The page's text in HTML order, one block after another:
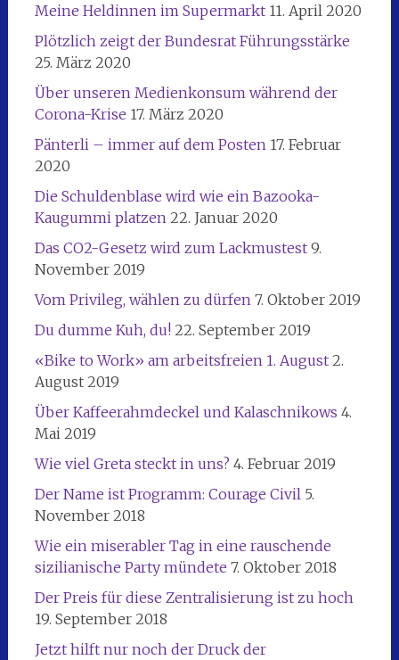
Meine Heldinnen im Supermarkt 11. April 2020
Plötzlich zeigt der Bundesrat Führungsstärke
25. März 2020
Über unseren Medienkonsum während der
Corona-Krise 17. März 2020
Pänterli – immer auf dem Posten 17. Februar
2020
Die Schuldenblase wird wie ein Bazooka-
Kaugummi platzen 22. Januar 2020
Das CO2-Gesetz wird zum Lackmustest 9.
November 2019
Vom Privileg, wählen zu dürfen 7. Oktober 2019
Du dumme Kuh, du! 22. September 2019
«Bike to Work» am arbeitsfreien 1. August 2.
August 2019
Über Kaffeerahmdeckel und Kalaschnikows 4.
Mai 2019
Wie viel Greta steckt in uns? 4. Februar 2019
Der Name ist Programm: Courage Civil 5.
November 2018
Wie ein miserabler Tag in eine rauschende
sizilianische Party mündete 7. Oktober 2018
Der Preis für diese Zentralisierung ist zu hoch
19. September 2018
Jetzt hilft nur noch der Druck der